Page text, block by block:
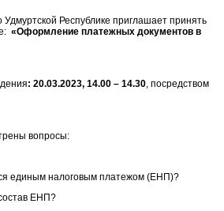
Республике приглашает принять
«Оформление платежных документов в
: 20.03.2023, 14.00 – 14.30, посредством
вопросы:
единым налоговым платежом (ЕНП)?
ЕНП?